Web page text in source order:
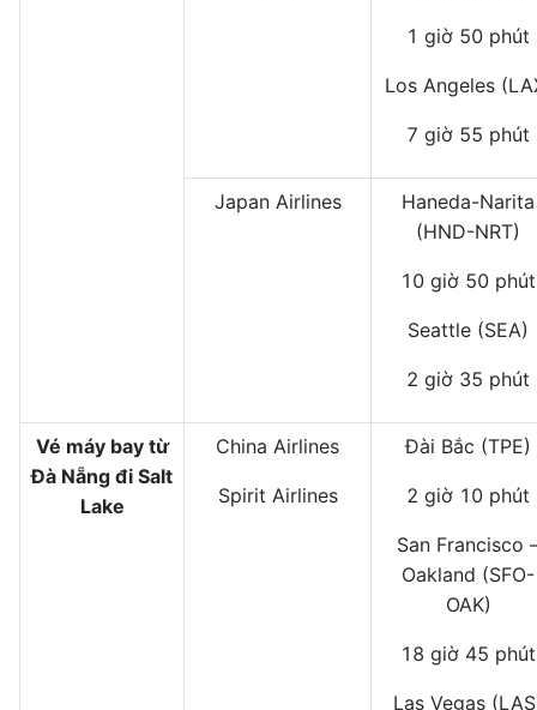
1 giờ 50 phút
Los Angeles
7 giờ 55 phút
Japan Airlines
Haneda-Narita
(HND-NRT)
10 giờ 50 phút
Seattle (SEA)
2 giờ 35 phút
Vé máy bay từ
Đà Nẵng đi Salt
Lake
China Airlines
Spirit Airlines
Đài Bắc (TPE)
2 giờ 10 phút
San Francisco
Oakland (SFO-
OAK)
18 giờ 45 phút
Las Vegas